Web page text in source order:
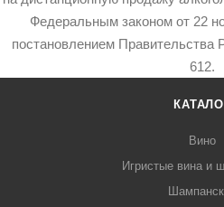
Федеральным законом от 22
постановлением Правительства
612.
Вино
Игристые вина и